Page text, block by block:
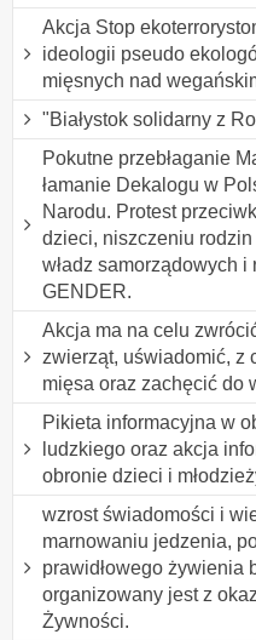
Akcja Stop
ideologii pseudo
mięsnych nad
"Białystok solidarny z
Pokutne przebłaganie
łamanie Dekalogu w
Narodu. Protest
dzieci, niszczeniu
władz samorządowych i
GENDER.
Akcja ma na celu
zwierząt, uświadomić, z
mięsa oraz zachęcić do
Pikieta informacyjna w
ludzkiego oraz akcja
obronie dzieci i
wzrost świadomości i
marnowaniu jedzenia,
prawidłowego żywienia
organizowany jest z
Żywności.